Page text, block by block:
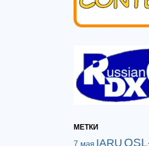
МЕТКИ
7 мая IARU